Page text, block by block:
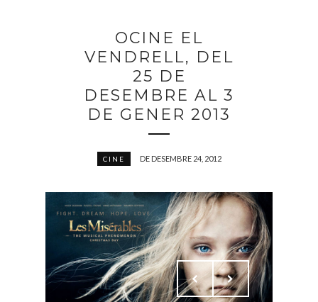
OCINE EL
VENDRELL, DEL
25 DE
DESEMBRE AL 3
DE GENER 2013
CINE DE DESEMBRE 24, 2012